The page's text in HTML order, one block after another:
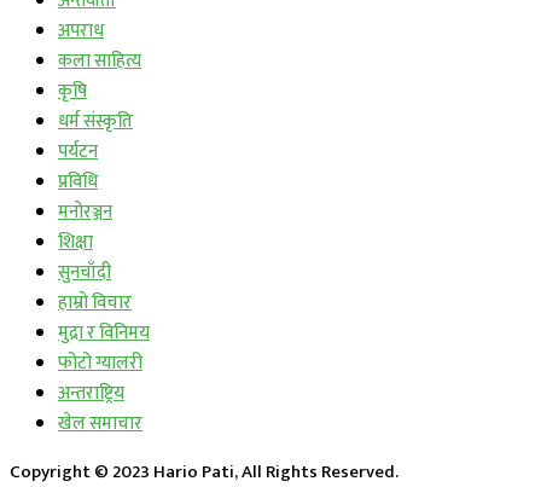
अपराध
कला साहित्य
कृषि
धर्म संस्कृति
पर्यटन
प्रविधि
मनोरञ्जन
शिक्षा
सुनचाँदी
हाम्रो विचार
मुद्रा र विनिमय
फोटो ग्यालरी
अन्तराष्ट्रिय
खेल समाचार
Copyright © 2023 Hario Pati, All Rights Reserved.